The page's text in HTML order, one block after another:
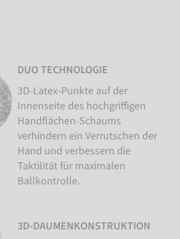
DUO TECHNOLOGIE
3D-Latex-Punkte auf der
Innenseite des hochgriffigen
Handflächen-Schaums
verhindern ein Verrutschen der
Hand und verbessern die
Taktilität für maximalen
Ballkontrolle.
3D-DAUMENKONSTRUKTION